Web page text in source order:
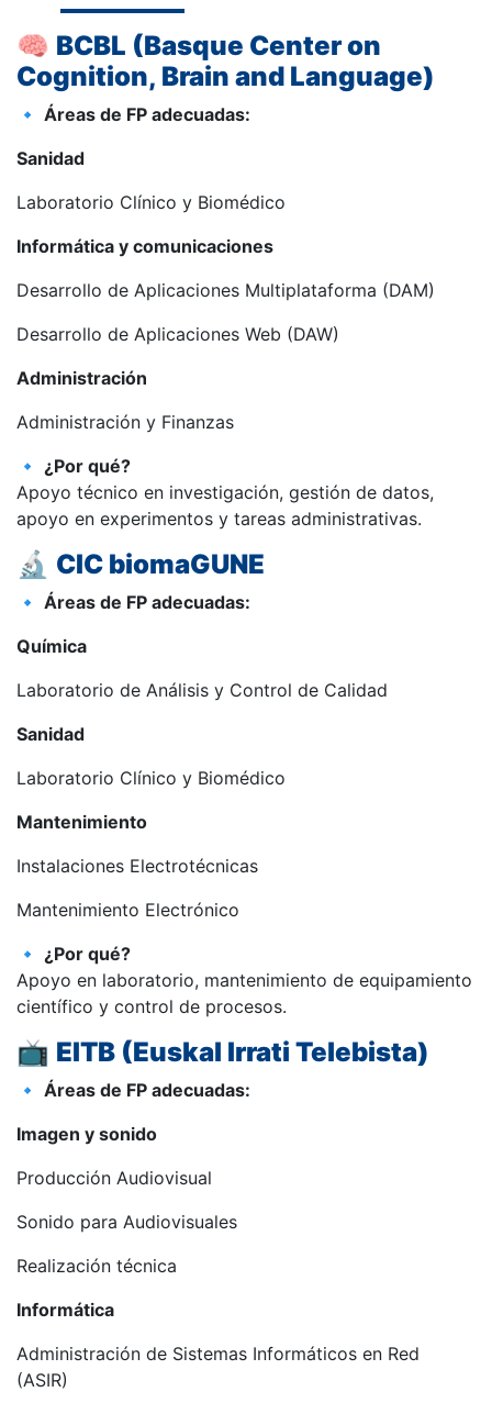
🧠 BCBL (Basque Center on
Cognition, Brain and Language)
🔹 Áreas de FP adecuadas:
Sanidad
Laboratorio Clínico y Biomédico
Informática y comunicaciones
Desarrollo de Aplicaciones Multiplataforma (DAM)
Desarrollo de Aplicaciones Web (DAW)
Administración
Administración y Finanzas
🔹 ¿Por qué?
Apoyo técnico en investigación, gestión de datos,
apoyo en experimentos y tareas administrativas.
🔬 CIC biomaGUNE
🔹 Áreas de FP adecuadas:
Química
Laboratorio de Análisis y Control de Calidad
Sanidad
Laboratorio Clínico y Biomédico
Mantenimiento
Instalaciones Electrotécnicas
Mantenimiento Electrónico
🔹 ¿Por qué?
Apoyo en laboratorio, mantenimiento de equipamiento
científico y control de procesos.
📺 EITB (Euskal Irrati Telebista)
🔹 Áreas de FP adecuadas:
Imagen y sonido
Producción Audiovisual
Sonido para Audiovisuales
Realización técnica
Informática
Administración de Sistemas Informáticos en Red
(ASIR)